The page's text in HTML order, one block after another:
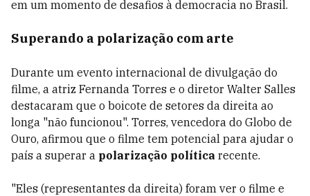
em um momento de desafios à democracia no Brasil.
Superando a polarização com arte
Durante um evento internacional de divulgação do
filme, a atriz Fernanda Torres e o diretor Walter Salles
destacaram que o boicote de setores da direita ao
longa "não funcionou". Torres, vencedora do Globo de
Ouro, afirmou que o filme tem potencial para ajudar o
país a superar a polarização política recente.
"Eles (representantes da direita) foram ver o filme e